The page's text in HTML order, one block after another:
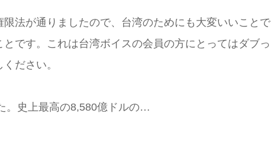
法が通りましたので、台湾のためにも大変いいことで
です。これは台湾ボイスの会員の方にとってはダブっ
ださい。
。史上最高の8,580億ドルの…